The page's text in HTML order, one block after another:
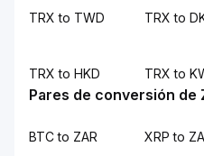
TRX to TWD TRX to
TRX to HKD TRX to
Pares de conversión de
BTC to ZAR XRP to